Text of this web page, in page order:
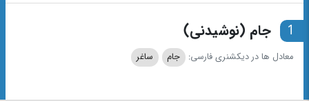
1 جام (نوشیدنی)
معادل ها در دیکشنری فارسی: جام ساغر